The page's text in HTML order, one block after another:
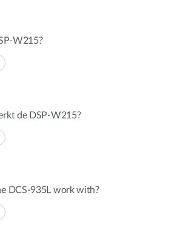
W215?
de DSP-W215?
DCS-935L work with?